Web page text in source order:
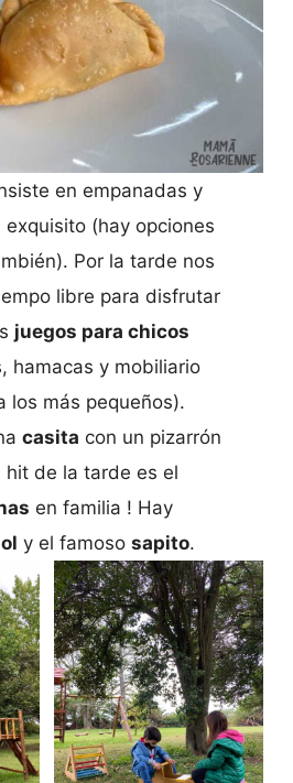
en empanadas y
(hay opciones
Por la tarde nos
libre para disfrutar
juegos para chicos
hamacas y mobiliario
los más pequeños).
casita con un pizarrón
hit de la tarde es el
en familia ! Hay
y el famososapito.